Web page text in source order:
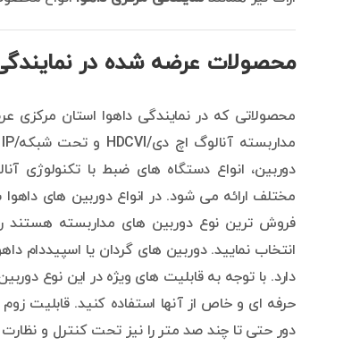
محصولات عرضه شده در
محصولاتی که در نمایندگی داهوا استان مرکزی
مختلف ارائه می شود. در انواع دوربین های
فروش ترین نوع دوربین های مداربسته هستند
انتخاب نمایید. دوربین های گردان یا اسپیددام
دارد. با توجه به قابلیت های ویژه در این نوع
حرفه ای و خاص از آنها استفاده کنید. قابلیت
دور حتی تا چند صد متر را نیز تحت کنترل و